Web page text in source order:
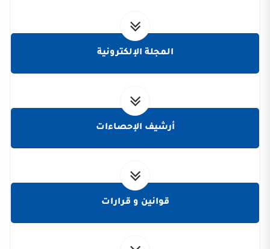
المجلة الإلكترونية
أرشيف الإحصاءات
قوانين و قرارات